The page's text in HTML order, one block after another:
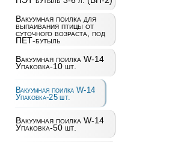
Вакуумная поилка для
выпаивания птицы от
суточного возраста, под
ПЕТ-бутыль
Вакуумная поилка W-14
Упаковка-10 шт.
Вакуумная поилка W-14
Упаковка-25 шт.
Вакуумная поилка W-14
Упаковка-50 шт.